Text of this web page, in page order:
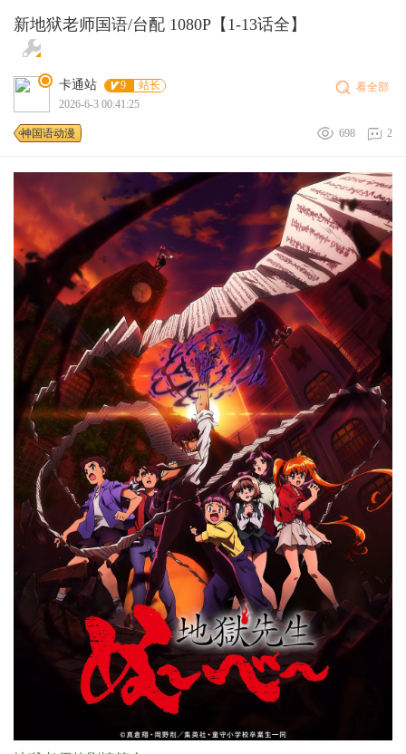
新地狱老师国语/台配 1080P【1-13话全】
卡通站 9
站长
2026-6-3 00:41:25
看全部
神国语动漫 698 2